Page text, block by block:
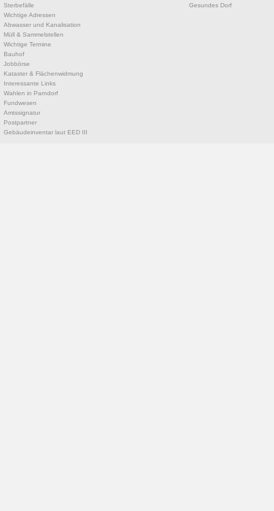
Sterbefälle
Wichtige Adressen
Abwasser und Kanalisation
Müll & Sammelstellen
Wichtige Termine
Bauhof
Jobbörse
Kataster & Flächenwidmung
Interessante Links
Wahlen in Parndorf
Fundwesen
Amtssignatur
Postpartner
Gebäudeinventar laut EED III
Gesundes Dorf